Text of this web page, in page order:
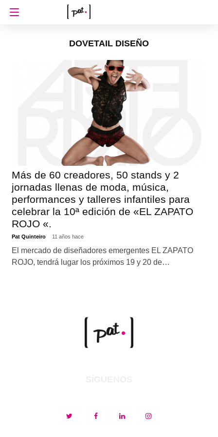
DOVETAIL DISEÑO
Más de 60 creadores, 50 stands y 2
jornadas llenas de moda, música,
performances y talleres infantiles para
celebrar la 10ª edición de «EL ZAPATO
ROJO «.
Pat Quinteiro 11 años hace
El mercado de diseñadores emergentes EL ZAPATO
ROJO, tendrá lugar los próximos 19 y 20 de…